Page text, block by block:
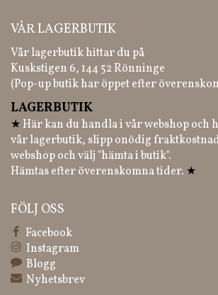
VÅR LAGERBUTIK
Vår lagerbutik hittar du på
Kuskstigen 6, 144 52 Rönninge
(Pop-up butik har öppet efter
LAGERBUTIK
★ Här kan du handla i vår webshop och
vår lagerbutik, slipp onödig
webshop och välj "hämta i butik".
Hämtas efter överenskomna tider. ★
FÖLJ OSS
Facebook
Instagram
Blogg
Nyhetsbrev